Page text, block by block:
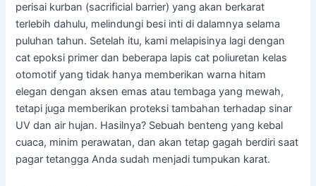
perisai kurban (sacrificial barrier) yang akan berkarat
terlebih dahulu, melindungi besi inti di dalamnya selama
puluhan tahun. Setelah itu, kami melapisinya lagi dengan
cat epoksi primer dan beberapa lapis cat poliuretan kelas
otomotif yang tidak hanya memberikan warna hitam
elegan dengan aksen emas atau tembaga yang mewah,
tetapi juga memberikan proteksi tambahan terhadap sinar
UV dan air hujan. Hasilnya? Sebuah benteng yang kebal
cuaca, minim perawatan, dan akan tetap gagah berdiri saat
pagar tetangga Anda sudah menjadi tumpukan karat.